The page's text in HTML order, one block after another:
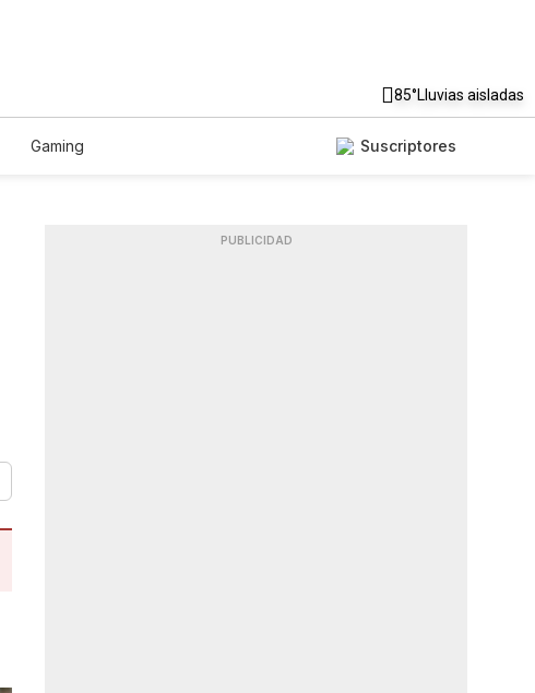
85°Lluvias aisladas
Gaming Suscriptores
PUBLICIDAD